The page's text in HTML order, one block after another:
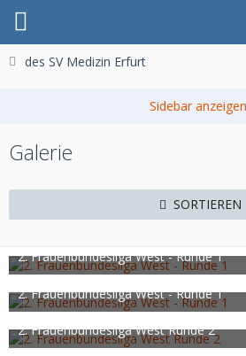
des SV Medizin Erfurt
Galerie
SORTIEREN
2. Frauenbundesliga West - Runde 1
rstockum
15. Oktober 2023
540
0 0
2. Frauenbundesliga West - Runde 1
rstockum
15. Oktober 2023
538
0 0
2. Frauenbundesliga West Runde 2
rstockum
16. Oktober 2023